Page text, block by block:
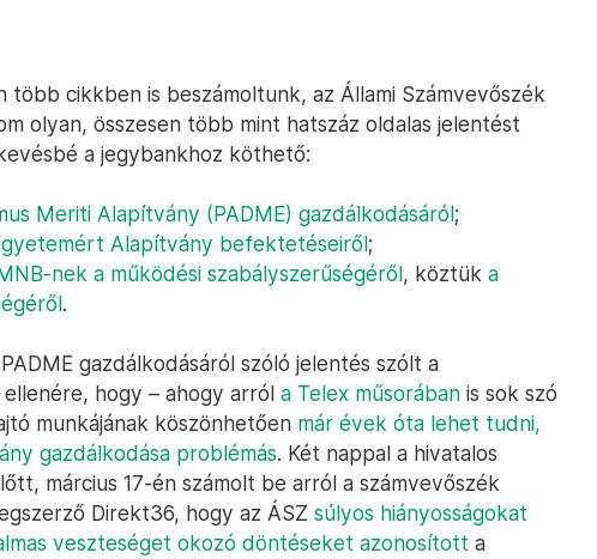
több cikkben is beszámoltunk, az Állami Számvevőszék
olyan, összesen több mint hatszáz oldalas jelentést
a jegybankhoz köthető:
Meriti Alapítvány (PADME) gazdálkodásáról;
Alapítvány befektetéseiről;
nek a működési szabályszerűségéről, köztük a
.
gazdálkodásáról szóló jelentés szólt a
hogy – ahogy arról a Telex műsorában is sok szó
munkájának köszönhetően már évek óta lehet tudni,
gazdálkodása problémás. Két nappal a hivatalos
március 17-én számolt be arról a számvevőszék
Direkt36, hogy az ÁSZ súlyos hiányosságokat
veszteséget okozó döntéseket azonosított a